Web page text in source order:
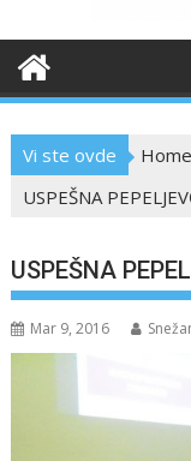
Vi ste ovde Home
USPEŠNA
USPEŠNA
Mar 9, 2016